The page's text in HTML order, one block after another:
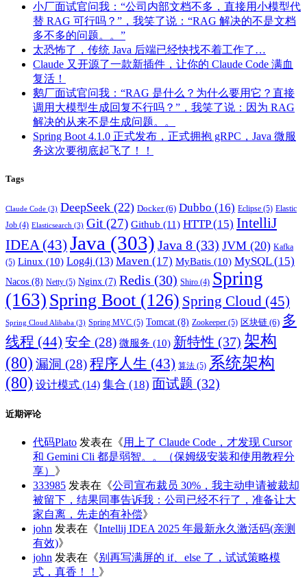
小厂面试官问我：“公司内部文档不多，直接用小模型代
替 RAG 可行吗？”，我笑了说：“RAG 解决的不是文档
多不多的问题。。”
太恐怖了，传统 Java 后端已经快找不着工作了…
Claude 又开源了一款新插件，让你的 Claude Code 满血
复活！
鹅厂面试官问我：“RAG 是什么？为什么要用它？直接
调用大模型生成回复不行吗？”，我笑了说：因为 RAG
解决的从来不是生成问题。。
Spring Boot 4.1.0 正式发布，正式拥抱 gRPC，Java 微服
务这次要彻底起飞了！！
Tags
Claude Code (3) DeepSeek (22) Docker(6) Dubbo (16) Eclipse (5) Elastic
Job (4) Elasticsearch (3) Git (27) Github (11) HTTP(15) IntelliJ
IDEA (43) Java (303) Java 8 (33) JVM (20) Kafka
(5) Linux (10) Log4j (13) Maven (17) MyBatis (10) MySQL(15)
Nacos (8) Netty (5) Nginx (7) Redis (30) Shiro (4) Spring
(163) Spring Boot (126) Spring Cloud (45)
Spring Cloud Alibaba (3) Spring MVC (5) Tomcat (8) Zookeeper (5) 区块链 (6) 多
线程 (44) 安全 (28) 微服务 (10) 新特性 (37) 架构
(80) 漏洞 (28)程序人生 (43) 算法 (5) 系统架构
(80) 设计模式 (14) 集合 (18) 面试题 (32)
近期评论
代码Plato 发表在《用上了 Claude Code，才发现 Cursor
和 Gemini Cli 都是弱智。。（保姆级安装和使用教程分
享） 》
333985 发表在《公司宣布裁员 30%，我主动申请被裁却
被留下，结果同事告诉我：公司已经不行了，准备让大
家自离，先走的有补偿》
john 发表在《Intellij IDEA 2025 年最新永久激活码(亲测
有效)》
john 发表在《别再写满屏的 if、else 了，试试策略模
式，真香！！ 》